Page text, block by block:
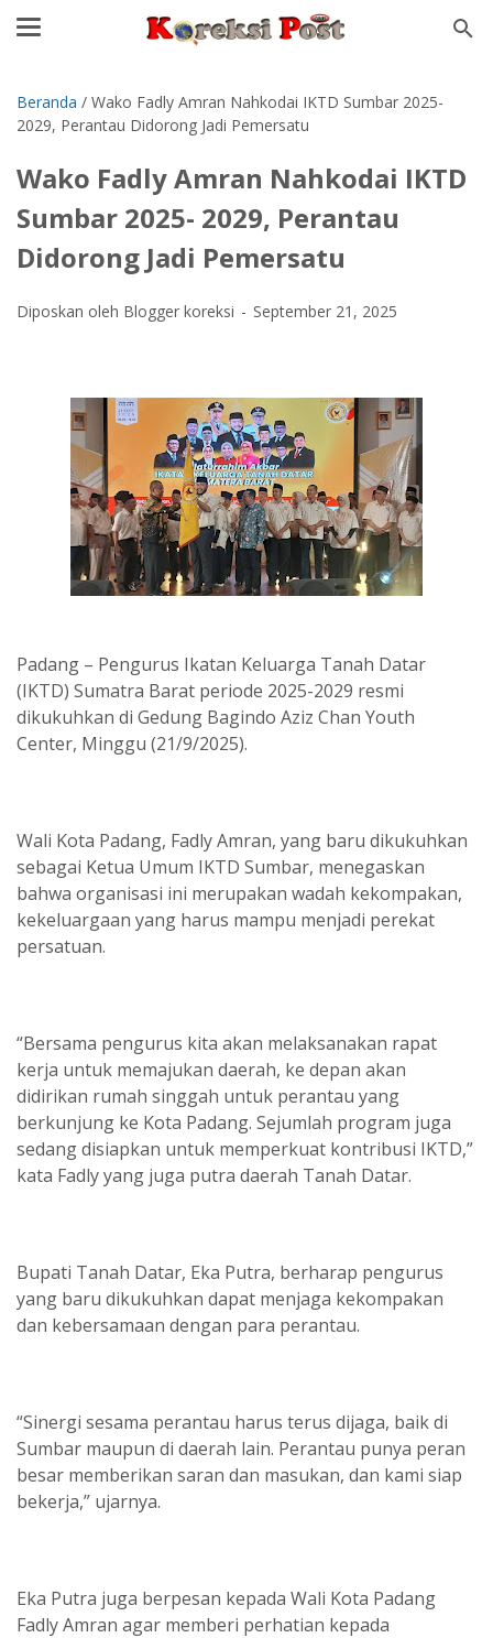
Beranda / Wako Fadly Amran Nahkodai IKTD Sumbar 2025-
2029, Perantau Didorong Jadi Pemersatu
Wako Fadly Amran Nahkodai IKTD
Sumbar 2025- 2029, Perantau
Didorong Jadi Pemersatu
Diposkan oleh Blogger koreksi September 21, 2025
Padang – Pengurus Ikatan Keluarga Tanah Datar
(IKTD) Sumatra Barat periode 2025-2029 resmi
dikukuhkan di Gedung Bagindo Aziz Chan Youth
Center, Minggu (21/9/2025).
Wali Kota Padang, Fadly Amran, yang baru dikukuhkan
sebagai Ketua Umum IKTD Sumbar, menegaskan
bahwa organisasi ini merupakan wadah kekompakan,
kekeluargaan yang harus mampu menjadi perekat
persatuan.
“Bersama pengurus kita akan melaksanakan rapat
kerja untuk memajukan daerah, ke depan akan
didirikan rumah singgah untuk perantau yang
berkunjung ke Kota Padang. Sejumlah program juga
sedang disiapkan untuk memperkuat kontribusi IKTD,”
kata Fadly yang juga putra daerah Tanah Datar.
Bupati Tanah Datar, Eka Putra, berharap pengurus
yang baru dikukuhkan dapat menjaga kekompakan
dan kebersamaan dengan para perantau.
“Sinergi sesama perantau harus terus dijaga, baik di
Sumbar maupun di daerah lain. Perantau punya peran
besar memberikan saran dan masukan, dan kami siap
bekerja,” ujarnya.
Eka Putra juga berpesan kepada Wali Kota Padang
Fadly Amran agar memberi perhatian kepada